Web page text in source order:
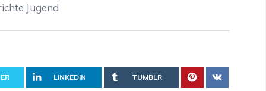
Jugend
LINKEDIN TUMBLR